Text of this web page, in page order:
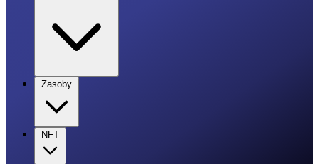
Zasoby
NFT